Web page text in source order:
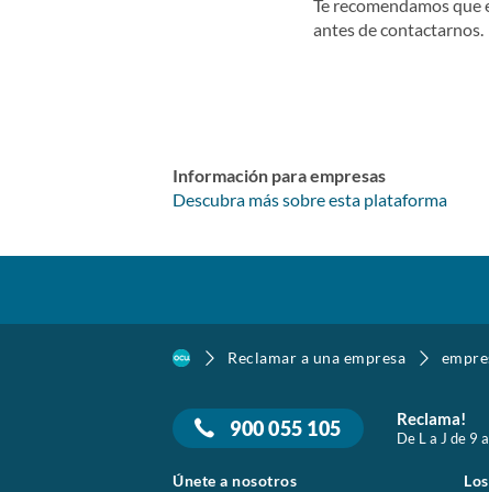
Te recomendamos que
antes de contactarnos.
Información para empresas
Descubra más sobre esta plataforma
Reclamar a una empresa
900 055 105 Reclama!
De L a J de 9
Únete a nosotros